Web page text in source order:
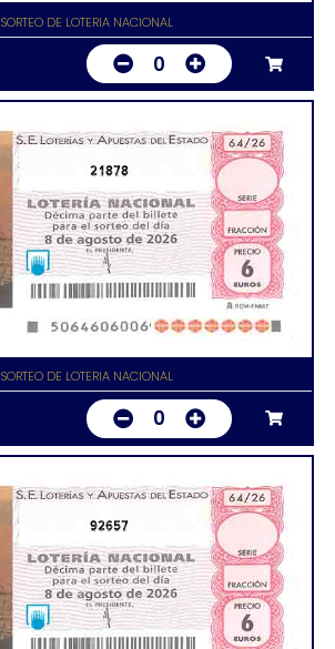
SORTEO DE LOTERIA NACIONAL
0
21878
SORTEO DE LOTERIA NACIONAL
0
92657